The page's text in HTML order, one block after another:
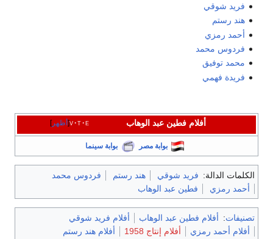
فريد شوقي
هند رستم
أحمد رمزي
فردوس محمد
محمد توفيق
فريدة فهمي
أظهر v t e أفلام فطين عبد الوهاب
بوابة مصر بوابة سينما
الكلمات الدالة: فريد شوقي هند رستم
فردوس محمد
أحمد رمزي
فطين عبد الوهاب
تصنيفات: أفلام فطين عبد الوهاب
أفلام فريد شوقي
أفلام أحمد رمزي
أفلام إنتاج 1958 أفلام هند رستم